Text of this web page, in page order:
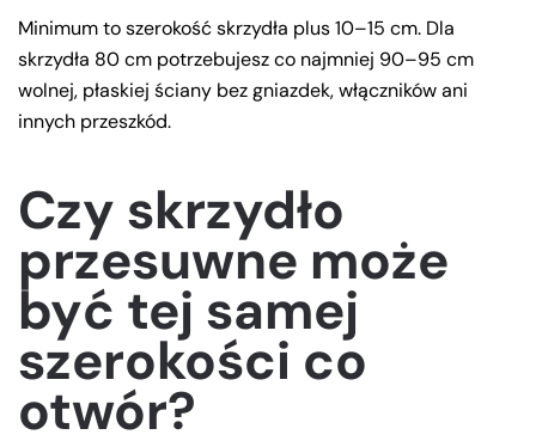
Minimum to szerokość skrzydła plus 10–15 cm. Dla
skrzydła 80 cm potrzebujesz co najmniej 90–95 cm
wolnej, płaskiej ściany bez gniazdek, włączników ani
innych przeszkód.
Czy skrzydło
przesuwne może
być tej samej
szerokości co
otwór?